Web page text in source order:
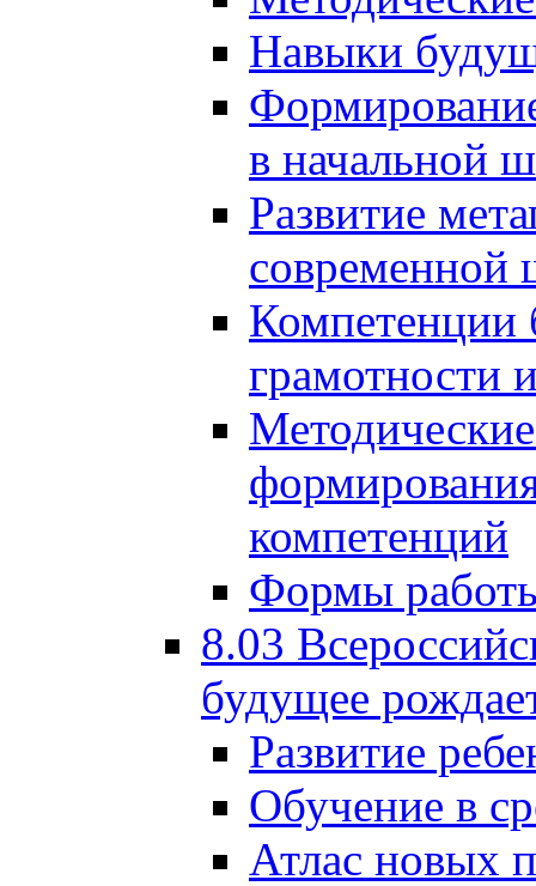
Навыки
в начальной
Развитие
современной
Компетенции
грамотности
компетенций
Формы
8.03
будущее
Развитие
Обучение в
Атлас новых